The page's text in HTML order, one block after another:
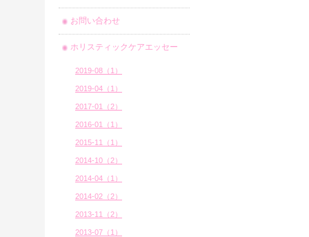
お問い合わせ
ホリスティックケアエッセー
2019-08（1）
2019-04（1）
2017-01（2）
2016-01（1）
2015-11（1）
2014-10（2）
2014-04（1）
2014-02（2）
2013-11（2）
2013-07（1）